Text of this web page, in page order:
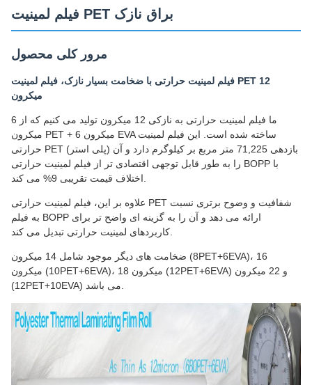
فیلم لمینیت PET براق نازک
مرور کلی محصول
فیلم لمینیت حرارتی با ضخامت بسیار نازک، فیلم لمینیت PET 12
میکرون
ما فیلم لمینیت حرارتی به نازکی 12 میکرون تولید می کنیم که از 6
میکرون PET + 6 میکرون EVA ساخته شده است. این فیلم لمینیت
حرارتی PET (پلی استر) بازدهی 71,225 متر مربع بر کیلوگرم دارد و آن
را به طور قابل توجهی اقتصادی تر از فیلم لمینیت حرارتی BOPP با
علاوه بر این، فیلم لمینیت حرارتی PET شفافیت و وضوح برتری نسبت
به فیلم BOPP ارائه می دهد و آن را به گزینه ای واضح تر برای
ضخامت های دیگر موجود شامل 14 میکرون (8PET+6EVA)، 16
میکرون (10PET+6EVA)، 18 میکرون (12PET+6EVA) و 22 میکرون